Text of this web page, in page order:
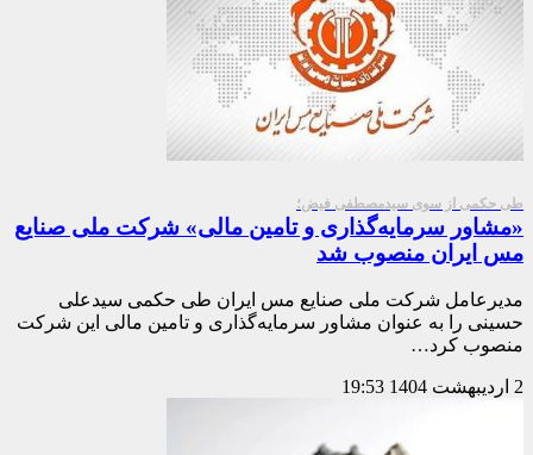
طی حکمی از سوی سیدمصطفی فیض؛
«مشاور سرمایه‌گذاری و تامین مالی» شرکت ملی صنایع
مس ایران منصوب شد
مدیرعامل شرکت ملی صنایع مس ایران طی حکمی سیدعلی
حسینی را به عنوان مشاور سرمایه‌گذاری و تامین مالی این شرکت
منصوب کرد…
2 اردیبهشت 1404 19:53